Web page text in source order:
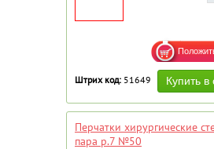
Штрих код: 51649
Перчатки хирургические
пара р.7 №50